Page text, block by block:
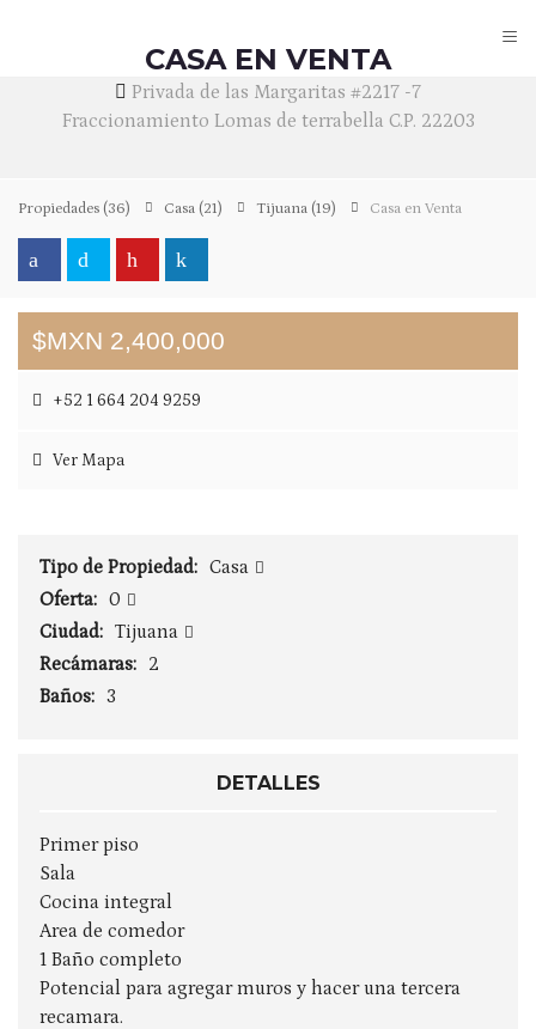
≡
CASA EN VENTA
Privada de las Margaritas #2217 -7
Fraccionamiento Lomas de terrabella C.P. 22203
Propiedades (36) Casa (21) Tijuana (19) Casa en Venta
$MXN 2,400,000
+52 1 664 204 9259
Ver Mapa
Tipo de Propiedad: Casa
Oferta: 0
Ciudad: Tijuana
Recámaras:
2
Baños: 3
DETALLES
Primer piso
Sala
Cocina integral
Area de comedor
1 Baño completo
Potencial para agregar muros y hacer una tercera
recamara.